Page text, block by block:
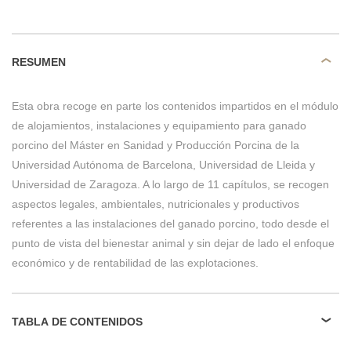
RESUMEN
Esta obra recoge en parte los contenidos impartidos en el módulo
de alojamientos, instalaciones y equipamiento para ganado
porcino del Máster en Sanidad y Producción Porcina de la
Universidad Autónoma de Barcelona, Universidad de Lleida y
Universidad de Zaragoza. A lo largo de 11 capítulos, se recogen
aspectos legales, ambientales, nutricionales y productivos
referentes a las instalaciones del ganado porcino, todo desde el
punto de vista del bienestar animal y sin dejar de lado el enfoque
económico y de rentabilidad de las explotaciones.
TABLA DE CONTENIDOS